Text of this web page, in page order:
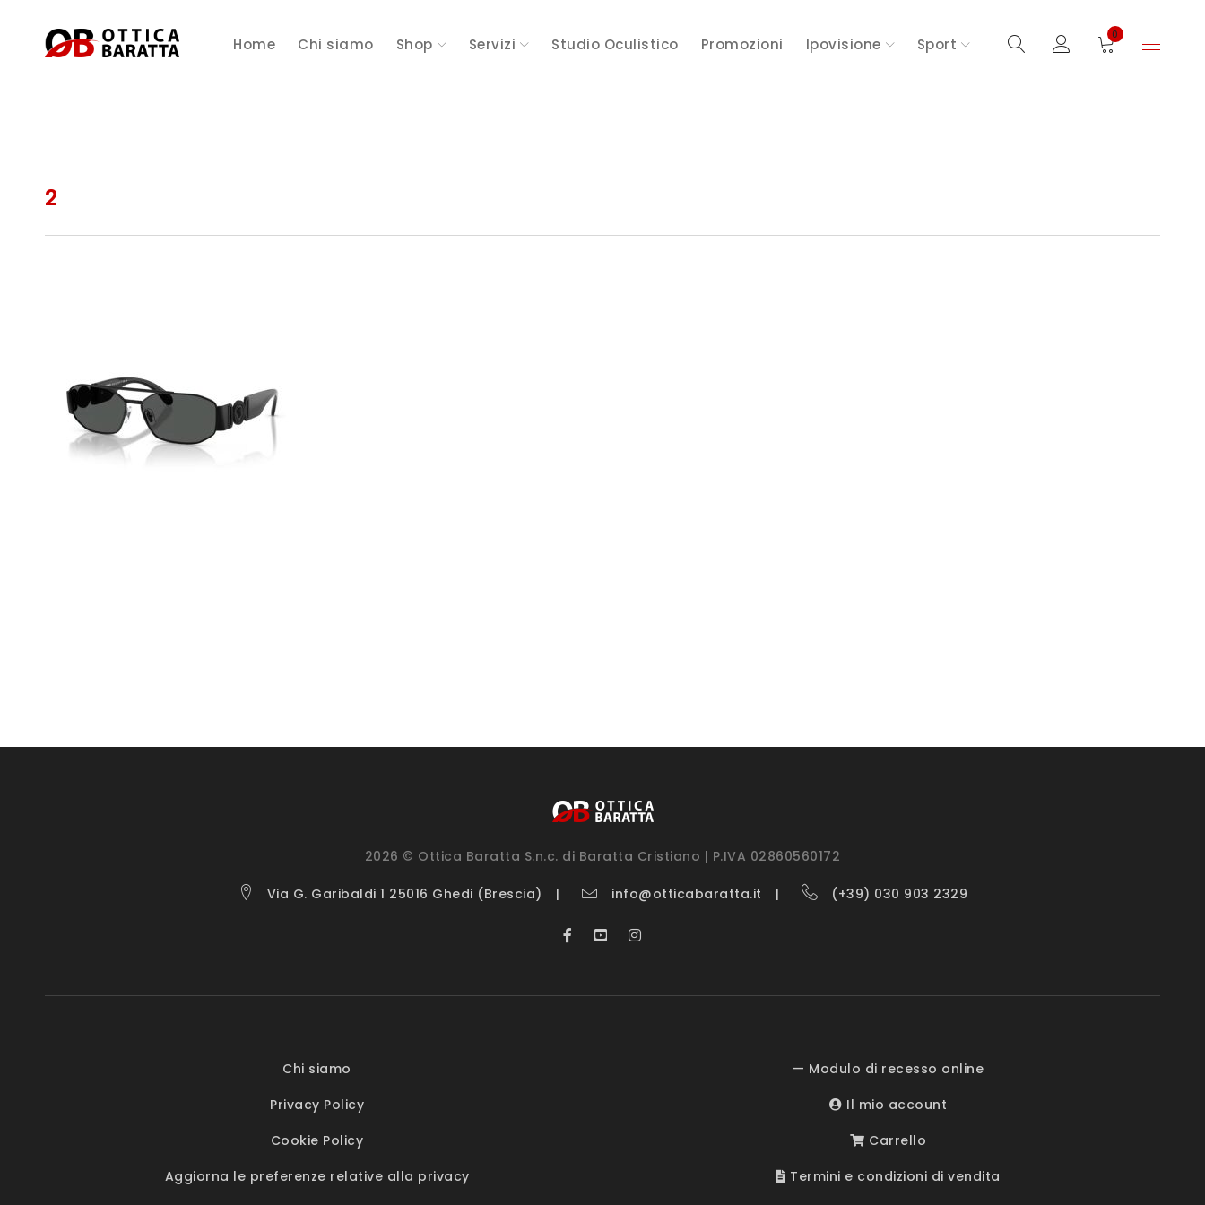
Home Chi siamo Shop Servizi Studio Oculistico Promozioni Ipovisione Sport
0
2
2026 © Ottica Baratta S.n.c. di Baratta Cristiano | P.IVA 02860560172
Via G. Garibaldi 1 25016 Ghedi (Brescia) info@otticabaratta.it (+39) 030 903 2329
Chi siamo
Privacy Policy
Cookie Policy
Aggiorna le preferenze relative alla privacy
— Modulo di recesso online
Il mio account
Carrello
Termini e condizioni di vendita